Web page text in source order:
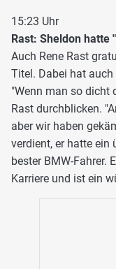
15:23 Uhr
Rast: Sheldon hatte
Auch Rene Rast
Titel. Dabei hat
"Wenn man so dicht
Rast durchblicken.
aber wir haben
verdient, er hatte ein
bester BMW-Fahrer.
Karriere und ist ein